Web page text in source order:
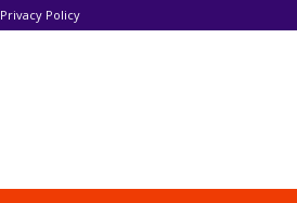
Privacy Policy